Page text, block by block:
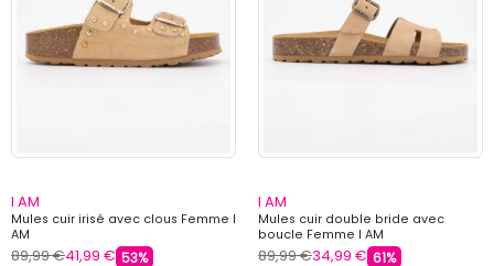
I AM
Mules cuir irisé avec clous Femme I
AM
89,99 €41,99 € 53%
I AM
Mules cuir double bride avec
boucle Femme I AM
89,99 €34,99 € 61%